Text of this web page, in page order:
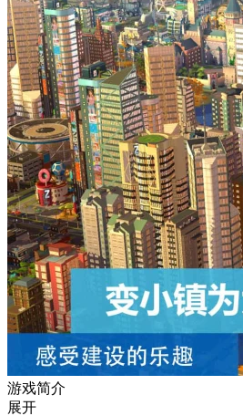
游戏简介
展开